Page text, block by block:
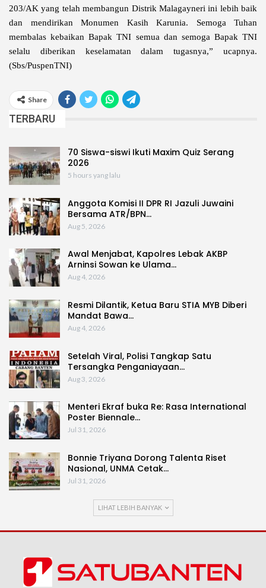
203/AK yang telah membangun Distrik Malagayneri ini lebih baik
dan mendirikan Monumen Kasih Karunia. Semoga Tuhan
membalas kebaikan Bapak TNI semua dan semoga Bapak TNI
selalu diberikan keselamatan dalam tugasnya,” ucapnya.
(Sbs/PuspenTNI)
Share
TERBARU
70 Siswa-siswi Ikuti Maxim Quiz Serang
2026
5 hours yang lalu
Anggota Komisi II DPR RI Jazuli Juwaini
Bersama ATR/BPN…
Aug 5, 2026
Awal Menjabat, Kapolres Lebak AKBP
Arninsi Sowan ke Ulama…
Aug 4, 2026
Resmi Dilantik, Ketua Baru STIA MYB Diberi
Mandat Bawa…
Aug 4, 2026
Setelah Viral, Polisi Tangkap Satu
Tersangka Penganiayaan…
Aug 3, 2026
Menteri Ekraf buka Re: Rasa International
Poster Biennale…
Jul 31, 2026
Bonnie Triyana Dorong Talenta Riset
Nasional, UNMA Cetak…
Jul 31, 2026
LIHAT LEBIH BANYAK